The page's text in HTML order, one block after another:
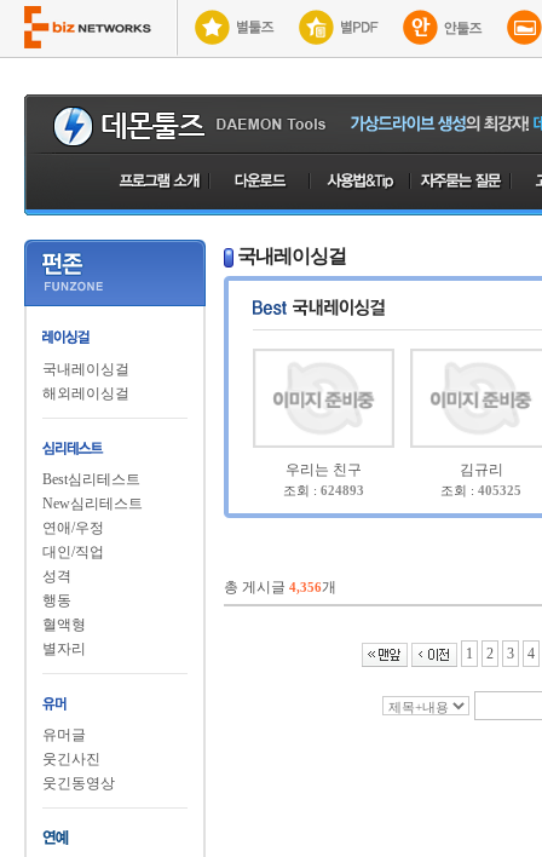
국내레이싱걸
해외레이싱걸
Best심리테스트
New심리테스트
연애/우정
대인/직업
성격
행동
혈액형
별자리
유머글
웃긴사진
웃긴동영상
국내레이싱걸
우리는 친구
조회 : 624893
김규리
조회 : 405325
총 게시글 4,356개
1 2 3 4